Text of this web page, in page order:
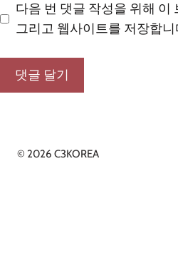
다음 번 댓글 작성을 위해 이
그리고 웹사이트를 저장합니
© 2026 C3KOREA